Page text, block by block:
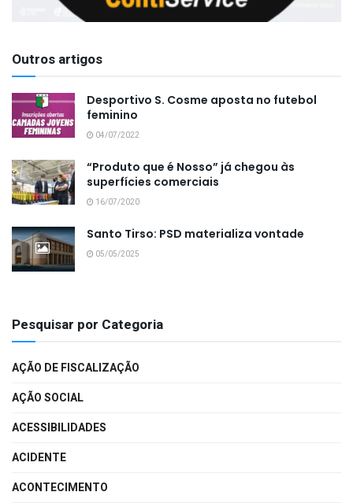
Outros artigos
Desportivo S. Cosme aposta no futebol
feminino
04/07/2022
“Produto que é Nosso” já chegou às
superfícies comerciais
16/07/2020
Santo Tirso: PSD materializa vontade
05/05/2025
Pesquisar por Categoria
AÇÃO DE FISCALIZAÇÃO
AÇÃO SOCIAL
ACESSIBILIDADES
ACIDENTE
ACONTECIMENTO